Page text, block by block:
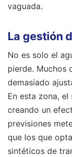
vaguada.
La gestión
No es solo el
pierde. Muchos
demasiado
En esta zona,
creando un
previsiones
que los que
sintéticos de